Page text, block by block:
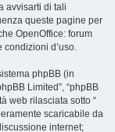
avvisarti di tali
queste pagine per
OpenOffice: forum
condizioni d’uso.
phpBB (in
Limited”, “phpBB
web rilasciata sotto “
scaricabile da
internet;